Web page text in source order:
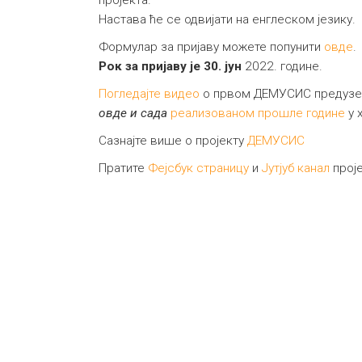
Настава ће се одвијати на енглеском језику.
Формулар за пријаву можете попунити овде.
Рок за пријаву је 30. јун 2022. године.
Погледајте видео о првом ДЕМУСИС
овде и сада реализованом прошле године у
Сазнајте више о пројекту ДЕМУСИС
Пратите Фејсбук страницу и Јутјуб канал